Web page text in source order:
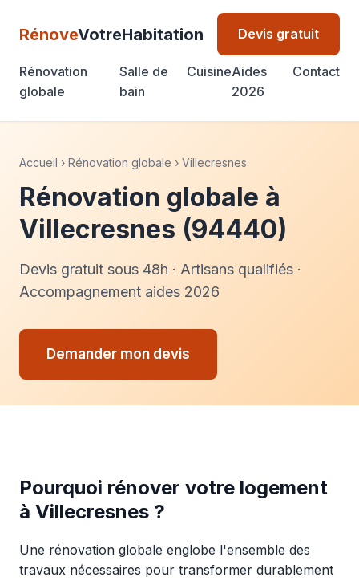
RénoveVotreHabitation
Rénovation
globale
Salle de
bain
CuisineAides
2026
Contact
Devis gratuit
Accueil › Rénovation globale › Villecresnes
Rénovation globale à
Villecresnes (94440)
Devis gratuit sous 48h · Artisans qualifiés ·
Accompagnement aides 2026
Demander mon devis
Pourquoi rénover votre logement
à Villecresnes ?
Une rénovation globale englobe l'ensemble des
travaux nécessaires pour transformer durablement